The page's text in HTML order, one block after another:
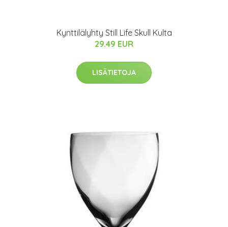
Kynttilälyhty Still Life Skull Kulta
29.49 EUR
LISÄTIETOJA